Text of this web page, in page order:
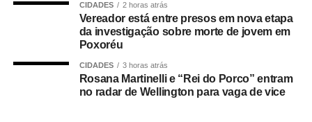
“O valor que a gente
defende no Desenrola é
o pagamento, em dia,
das contas. Os
CIDADES 2 horas atrás
Vereador está entre presos em nova etapa
da investigação sobre morte de jovem em
Poxoréu
CIDADES 3 horas atrás
Rosana Martinelli e “Rei do Porco” entram
no radar de Wellington para vaga de vice